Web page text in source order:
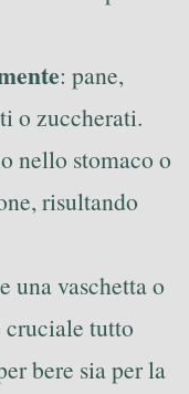
: pane,
o zuccherati.
nello stomaco o
risultando
una vaschetta o
cruciale tutto
bere sia per la